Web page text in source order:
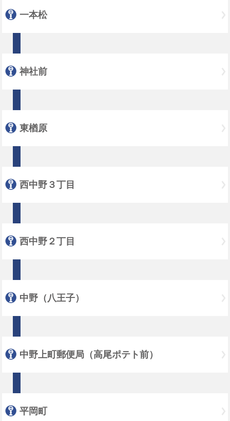
一本松
神社前
東楢原
西中野３丁目
西中野２丁目
中野（八王子）
中野上町郵便局（高尾ポテト前）
平岡町